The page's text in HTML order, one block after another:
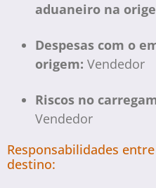
aduaneiro na
Despesas com o
origem: Vendedor
Riscos no
Vendedor
Responsabilidades
destino: